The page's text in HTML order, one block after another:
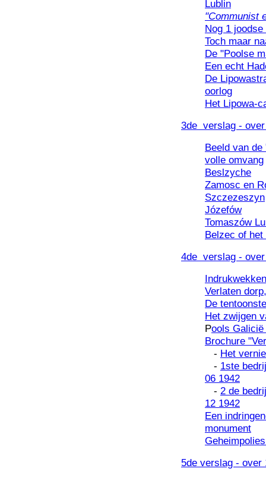
Lublin
"Communist
Nog 1
Toch maar
De "Poolse
Een echt
De
oorlog
Het Lipowa-
3de verslag -
Beeld van
volle omvang
Beslzyche
Zamosc en
Szczezeszyn
Józefów
Tomaszów
Belzec of
4de verslag -
Verlaten
De
Het zwijgen
Pools
Brochure
- Het
- 1ste
06 1942
- 2 de
12 1942
Een
monument
5de verslag - over